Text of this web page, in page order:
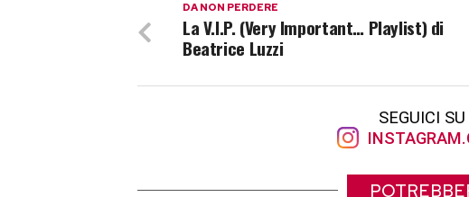
DA NON PERDERE
La V.I.P. (Very Important… Playlist) di
Beatrice Luzzi
SEGUICI